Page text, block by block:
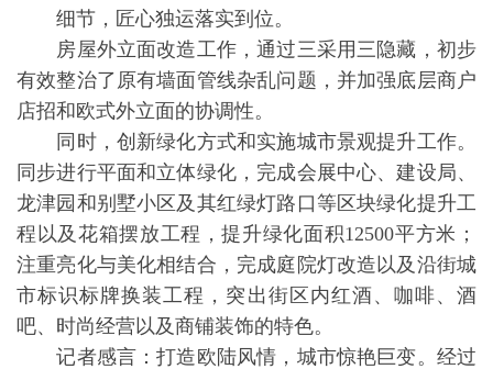
细节，匠心独运落实到位。
房屋外立面改造工作，通过三采用三隐藏，初步
有效整治了原有墙面管线杂乱问题，并加强底层商户
店招和欧式外立面的协调性。
同时，创新绿化方式和实施城市景观提升工作。
同步进行平面和立体绿化，完成会展中心、建设局、
龙津园和别墅小区及其红绿灯路口等区块绿化提升工
程以及花箱摆放工程，提升绿化面积12500平方米；
注重亮化与美化相结合，完成庭院灯改造以及沿街城
市标识标牌换装工程，突出街区内红酒、咖啡、酒
吧、时尚经营以及商铺装饰的特色。
记者感言：打造欧陆风情，城市惊艳巨变。经过